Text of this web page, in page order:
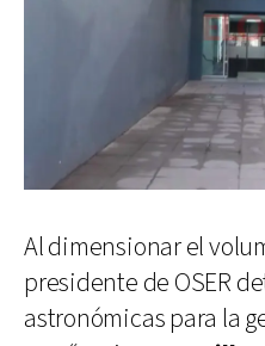
Al dimensionar el
presidente de OSER
astronómicas para la